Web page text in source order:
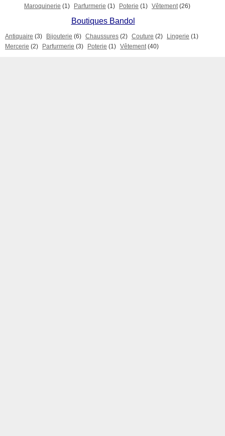
Maroquinerie (1) Parfurmerie (1) Poterie (1) Vêtement (26)
Boutiques Bandol
Antiquaire (3) Bijouterie (6) Chaussures (2) Couture (2) Lingerie (1)
Mercerie (2) Parfurmerie (3) Poterie (1) Vêtement (40)